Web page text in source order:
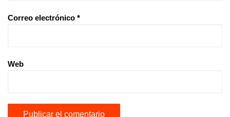
Correo electrónico *
Web